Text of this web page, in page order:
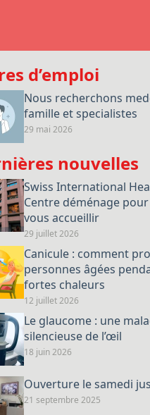
d’emploi
Nous recherchons
famille et specialistes
29 mai 2026
nouvelles
Swiss International
Centre déménage
vous accueillir
29 juillet 2026
Canicule : comment
personnes âgées
fortes chaleurs
12 juillet 2026
Le glaucome : une
silencieuse de l’œil
18 juin 2026
Ouverture le samedi
21 septembre 2025